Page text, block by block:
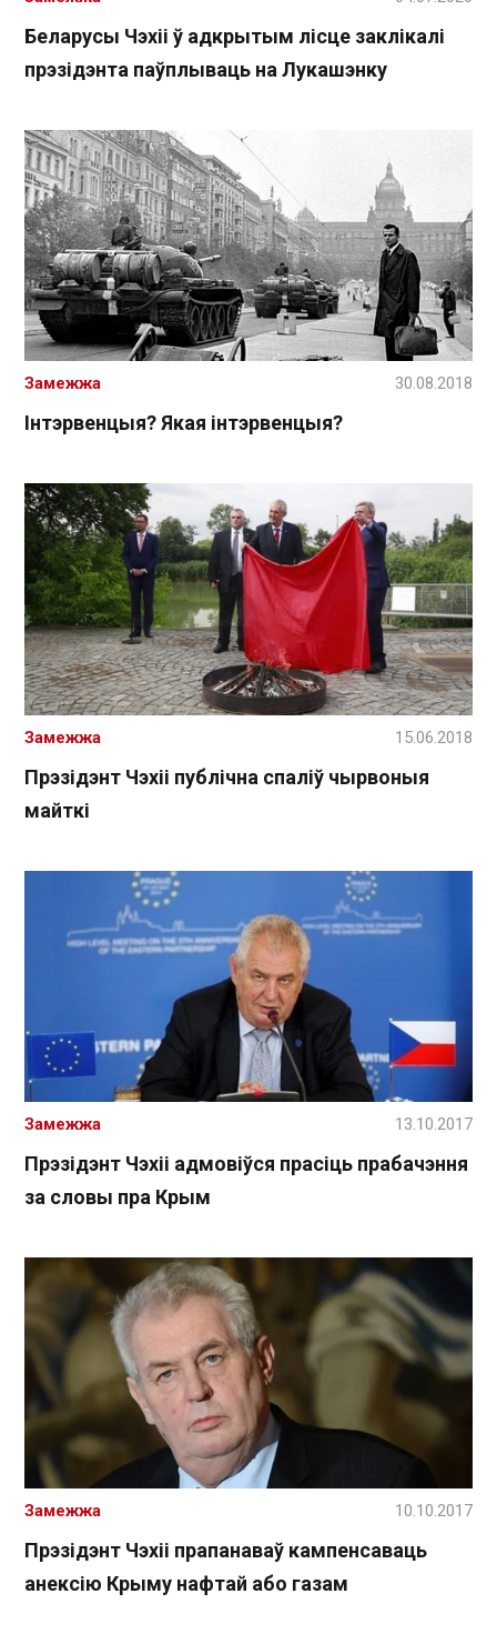
Беларусы Чэхіі ў адкрытым лісце заклікалі
прэзідэнта паўплываць на Лукашэнку
Інтэрвенцыя? Якая інтэрвенцыя?
Замежжа 30.08.2018
Прэзідэнт Чэхіі публічна спаліў чырвоныя
майткі
Замежжа 15.06.2018
Прэзідэнт Чэхіі адмовіўся прасіць прабачэння
за словы пра Крым
Замежжа 13.10.2017
Прэзідэнт Чэхіі прапанаваў кампенсаваць
анексію Крыму нафтай або газам
Замежжа 10.10.2017